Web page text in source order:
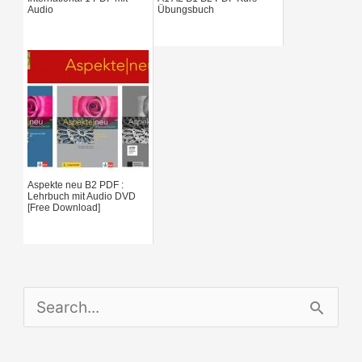
Audio
Übungsbuch
Aspekte neu B2 PDF :
Lehrbuch mit Audio DVD
[Free Download]
e